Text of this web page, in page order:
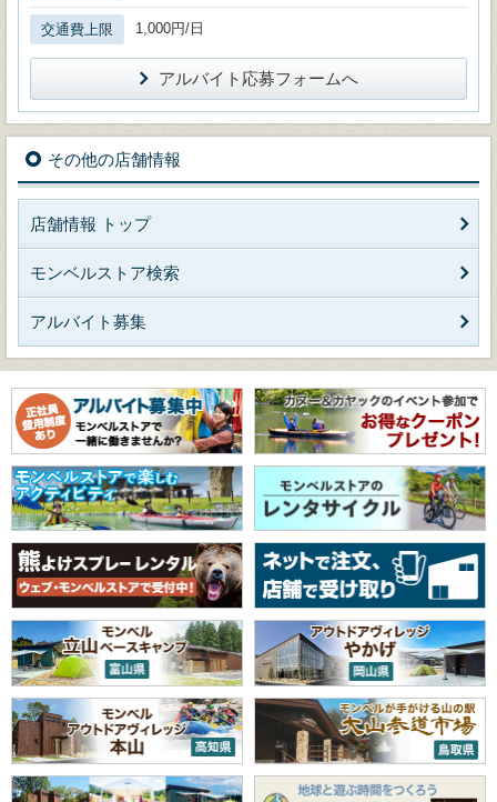
交通費上限 1,000円/日
アルバイト応募フォームへ
その他の店舗情報
店舗情報 トップ
モンベルストア検索
アルバイト募集